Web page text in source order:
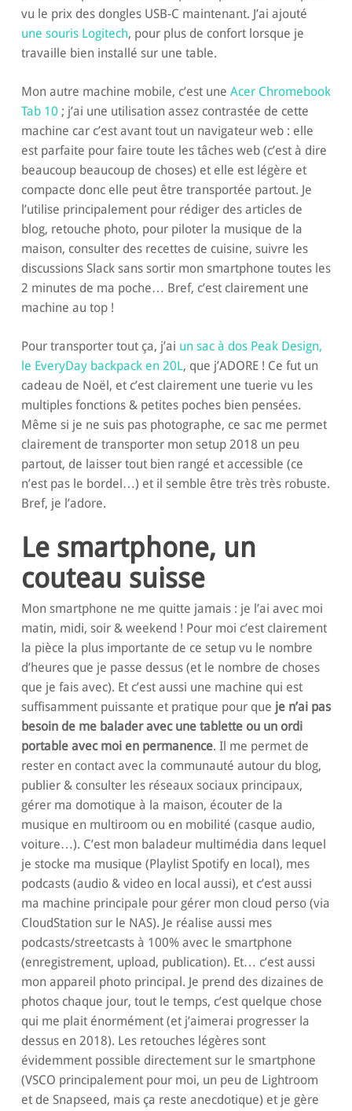
vu le prix des dongles USB-C maintenant. J’ai ajouté
une souris Logitech, pour plus de confort lorsque je
travaille bien installé sur une table.
Mon autre machine mobile, c’est une Acer Chromebook
Tab 10 ; j’ai une utilisation assez contrastée de cette
machine car c’est avant tout un navigateur web : elle
est parfaite pour faire toute les tâches web (c’est à dire
beaucoup beaucoup de choses) et elle est légère et
compacte donc elle peut être transportée partout. Je
l’utilise principalement pour rédiger des articles de
blog, retouche photo, pour piloter la musique de la
maison, consulter des recettes de cuisine, suivre les
discussions Slack sans sortir mon smartphone toutes les
2 minutes de ma poche… Bref, c’est clairement une
machine au top !
Pour transporter tout ça, j’ai un sac à dos Peak Design,
le EveryDay backpack en 20L, que j’ADORE ! Ce fut un
cadeau de Noël, et c’est clairement une tuerie vu les
multiples fonctions & petites poches bien pensées.
Même si je ne suis pas photographe, ce sac me permet
clairement de transporter mon setup 2018 un peu
partout, de laisser tout bien rangé et accessible (ce
n’est pas le bordel…) et il semble être très très robuste.
Bref, je l’adore.
Le smartphone, un
couteau suisse
Mon smartphone ne me quitte jamais : je l’ai avec moi
matin, midi, soir & weekend ! Pour moi c’est clairement
la pièce la plus importante de ce setup vu le nombre
d’heures que je passe dessus (et le nombre de choses
que je fais avec). Et c’est aussi une machine qui est
suffisamment puissante et pratique pour que je n’ai pas
besoin de me balader avec une tablette ou un ordi
portable avec moi en permanence. Il me permet de
rester en contact avec la communauté autour du blog,
publier & consulter les réseaux sociaux principaux,
gérer ma domotique à la maison, écouter de la
musique en multiroom ou en mobilité (casque audio,
voiture…). C’est mon baladeur multimédia dans lequel
je stocke ma musique (Playlist Spotify en local), mes
podcasts (audio & video en local aussi), et c’est aussi
ma machine principale pour gérer mon cloud perso (via
CloudStation sur le NAS). Je réalise aussi mes
podcasts/streetcasts à 100% avec le smartphone
(enregistrement, upload, publication). Et… c’est aussi
mon appareil photo principal. Je prend des dizaines de
photos chaque jour, tout le temps, c’est quelque chose
qui me plait énormément (et j’aimerai progresser la
dessus en 2018). Les retouches légères sont
évidemment possible directement sur le smartphone
(VSCO principalement pour moi, un peu de Lightroom
et de Snapseed, mais ça reste anecdotique) et je gère